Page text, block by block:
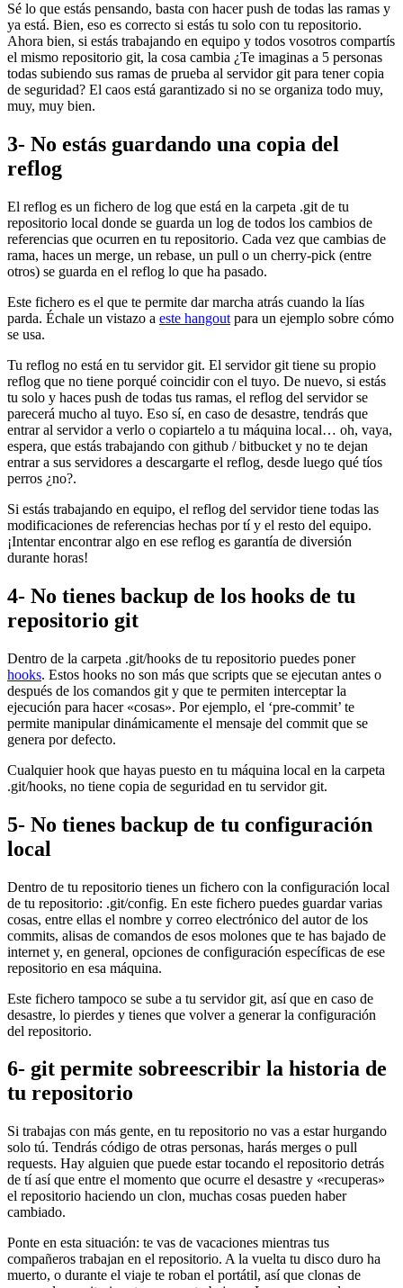
Sé lo que estás pensando, basta con hacer push de todas las ramas y
ya está. Bien, eso es correcto si estás tu solo con tu repositorio.
Ahora bien, si estás trabajando en equipo y todos vosotros compartís
el mismo repositorio git, la cosa cambia ¿Te imaginas a 5 personas
todas subiendo sus ramas de prueba al servidor git para tener copia
de seguridad? El caos está garantizado si no se organiza todo muy,
muy, muy bien.
3- No estás guardando una copia del
reflog
El reflog es un fichero de log que está en la carpeta .git de tu
repositorio local donde se guarda un log de todos los cambios de
referencias que ocurren en tu repositorio. Cada vez que cambias de
rama, haces un merge, un rebase, un pull o un cherry-pick (entre
otros) se guarda en el reflog lo que ha pasado.
Este fichero es el que te permite dar marcha atrás cuando la lías
parda. Échale un vistazo a este hangout para un ejemplo sobre cómo
se usa.
Tu reflog no está en tu servidor git. El servidor git tiene su propio
reflog que no tiene porqué coincidir con el tuyo. De nuevo, si estás
tu solo y haces push de todas tus ramas, el reflog del servidor se
parecerá mucho al tuyo. Eso sí, en caso de desastre, tendrás que
entrar al servidor a verlo o copiartelo a tu máquina local… oh, vaya,
espera, que estás trabajando con github / bitbucket y no te dejan
entrar a sus servidores a descargarte el reflog, desde luego qué tíos
perros ¿no?.
Si estás trabajando en equipo, el reflog del servidor tiene todas las
modificaciones de referencias hechas por tí y el resto del equipo.
¡Intentar encontrar algo en ese reflog es garantía de diversión
durante horas!
4- No tienes backup de los hooks de tu
repositorio git
Dentro de la carpeta .git/hooks de tu repositorio puedes poner
hooks. Estos hooks no son más que scripts que se ejecutan antes o
después de los comandos git y que te permiten interceptar la
ejecución para hacer «cosas». Por ejemplo, el ‘pre-commit’ te
permite manipular dinámicamente el mensaje del commit que se
genera por defecto.
Cualquier hook que hayas puesto en tu máquina local en la carpeta
.git/hooks, no tiene copia de seguridad en tu servidor git.
5- No tienes backup de tu configuración
local
Dentro de tu repositorio tienes un fichero con la configuración local
de tu repositorio: .git/config. En este fichero puedes guardar varias
cosas, entre ellas el nombre y correo electrónico del autor de los
commits, alisas de comandos de esos molones que te has bajado de
internet y, en general, opciones de configuración específicas de ese
repositorio en esa máquina.
Este fichero tampoco se sube a tu servidor git, así que en caso de
desastre, lo pierdes y tienes que volver a generar la configuración
del repositorio.
6- git permite sobreescribir la historia de
tu repositorio
Si trabajas con más gente, en tu repositorio no vas a estar hurgando
solo tú. Tendrás código de otras personas, harás merges o pull
requests. Hay alguien que puede estar tocando el repositorio detrás
de tí así que entre el momento que ocurre el desastre y «recuperas»
el repositorio haciendo un clon, muchas cosas pueden haber
cambiado.
Ponte en esta situación: te vas de vacaciones mientras tus
compañeros trabajan en el repositorio. A la vuelta tu disco duro ha
muerto, o durante el viaje te roban el portátil, así que clonas de